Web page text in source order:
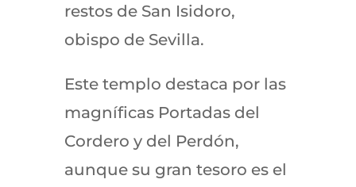
restos de San Isidoro,
obispo de Sevilla.
Este templo destaca por las
magníficas Portadas del
Cordero y del Perdón,
aunque su gran tesoro es el